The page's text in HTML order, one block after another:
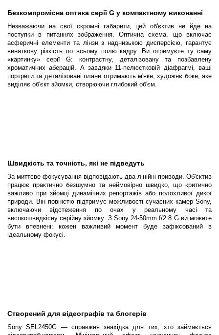
Безкомпромісна оптика серії G у компактному виконанні
Незважаючи на свої скромні габарити, цей об'єктив не йде на
поступки в питаннях зображення. Оптична схема, що включає
асферичні елементи та лінзи з наднизькою дисперсією, гарантує
виняткову різкість по всьому полю кадру. Ви отримуєте ту саму
«картинку» серії G: контрастну, деталізовану та позбавлену
хроматичних аберацій. А завдяки 11-пелюстковій діафрагмі, ваші
портрети та деталізовані плани отримають м'яке, художнє боке, яке
виділяє об'єкт зйомки, створюючи глибокий об'єм.
Швидкість та точність, які не підведуть
За миттєве фокусування відповідають два лінійні приводи. Об'єктив
працює практично безшумно та неймовірно швидко, що критично
важливо при зйомці динамічних репортажів або полохливої дикої
природи. Він повністю підтримує можливості сучасних камер Sony,
включаючи відстеження по очах у реальному часі та
високошвидкісну серійну зйомку. З Sony 24-50mm f/2.8 G ви можете
бути впевнені: кожен важливий момент буде зафіксований в
ідеальному фокусі.
Створений для відеографів та блогерів
Sony SEL2450G — справжня знахідка для тих, хто займається